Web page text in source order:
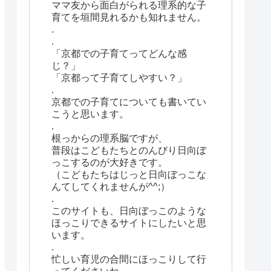
ママ友から面白がられる理系的な子
育てを垣間見れるかも知れません。
.
.
「京都での子育てってどんな感
じ？」
「京都って子育てしやすい？」
.
京都での子育てについても書いてい
こうと思います。
.
根っからの理系脳ですが、
普段はこどもたちとのんびり日向ぼ
っこするのが大好きです。
（こどもたちはじっと日向ぼっこな
んてしてくれませんが^^;）
.
このサイトも、日向ぼっこのような
ほっこりできるサイトにしたいと思
います。
.
忙しい育児の合間にほっこりして行